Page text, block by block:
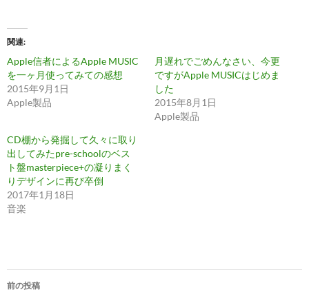
関連
Apple信者によるApple MUSIC
を一ヶ月使ってみての感想
2015年9月1日
Apple製品
月遅れでごめんなさい、今更
ですがApple MUSICはじめま
した
2015年8月1日
Apple製品
CD棚から発掘して久々に取り
出してみたpre-schoolのベス
ト盤masterpiece+の凝りまく
りデザインに再び卒倒
2017年1月18日
音楽
投
前の投稿